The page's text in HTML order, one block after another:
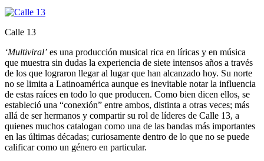
Calle 13
‘Multiviral’ es una producción musical rica en líricas y en música
que muestra sin dudas la experiencia de siete intensos años a través
de los que lograron llegar al lugar que han alcanzado hoy. Su norte
no se limita a Latinoamérica aunque es inevitable notar la influencia
de estas raíces en todo lo que producen. Como bien dicen ellos, se
estableció una “conexión” entre ambos, distinta a otras veces; más
allá de ser hermanos y compartir su rol de líderes de Calle 13, a
quienes muchos catalogan como una de las bandas más importantes
en las últimas décadas; curiosamente dentro de lo que no se puede
calificar como un género en particular.